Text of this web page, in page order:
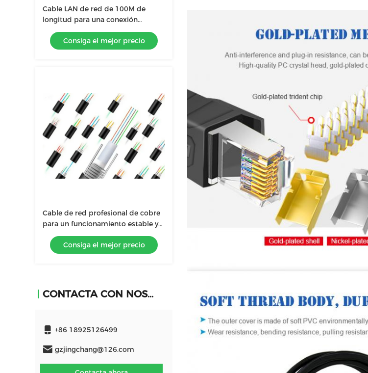
Cable LAN de red de 100M de
longitud para una conexión
Ethernet fluida, estructura de par
trenzado de 4P
Consiga el mejor precio
Cable de red profesional de cobre
para un funcionamiento estable y
consistente a temperaturas de
20°C a 60°C
Consiga el mejor precio
CONTACTA CON NOSOTROS
+86 18925126499
gzjingchang@126.com